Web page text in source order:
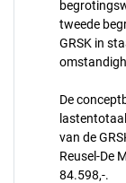
tweede
GRSK in
De
van de
Reusel-De
84.598,-.